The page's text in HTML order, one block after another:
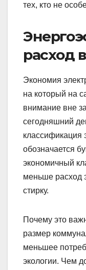
тех, кто не
расход
Экономия
на который на
внимание вне
сегодняшний
классификация
обозначается
экономичный
меньше расход
стирку.
Почему это
размер
меньшее
экологии. Чем